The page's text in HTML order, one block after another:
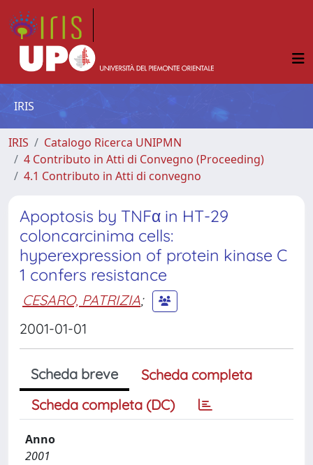
IRIS
IRIS
Catalogo Ricerca UNIPMN
4 Contributo in Atti di Convegno (Proceeding)
4.1 Contributo in Atti di convegno
Apoptosis by TNFα in HT-29
coloncarcinima cells:
hyperexpression of protein kinase C
1 confers resistance
CESARO, PATRIZIA;
2001-01-01
Scheda breve
Scheda completa
Scheda completa (DC)
Anno
2001